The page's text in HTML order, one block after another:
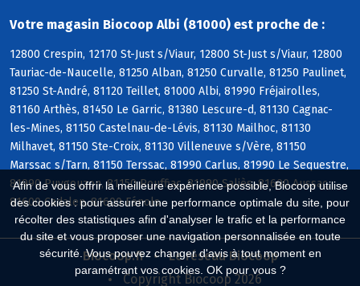
Afin de vous offrir la meilleure expérience possible, Biocoop utilise
des cookies : pour assurer une performance optimale du site, pour
récolter des statistiques afin d'analyser le trafic et la performance
du site et vous proposer une navigation personnalisée en toute
sécurité. Vous pouvez changer d'avis à tout moment en
paramétrant vos cookies. OK pour vous ?
Votre magasin Biocoop Albi (81000) est proche de :
12800 Crespin, 12170 St-Just s/Viaur, 12800 St-Just s/Viaur, 12800
Tauriac-de-Naucelle, 81250 Alban, 81250 Curvalle, 81250 Paulinet,
81250 St-André, 81120 Teillet, 81000 Albi, 81990 Fréjairolles,
81160 Arthès, 81450 Le Garric, 81380 Lescure-d, 81130 Cagnac-
les-Mines, 81150 Castelnau-de-Lévis, 81130 Mailhoc, 81130
Milhavet, 81150 Ste-Croix, 81130 Villeneuve s/Vère, 81150
Marssac s/Tarn, 81150 Terssac, 81990 Carlus, 81990 Le Sequestre,
81990 Puygouzon, 81150 Rouffiac, 81990 Saliès, 81600 Aussac,
81600 Cadalen, 81600 Fénols
Biocoop.fr
Le réseau Biocoop
Copyright Biocoop 2026